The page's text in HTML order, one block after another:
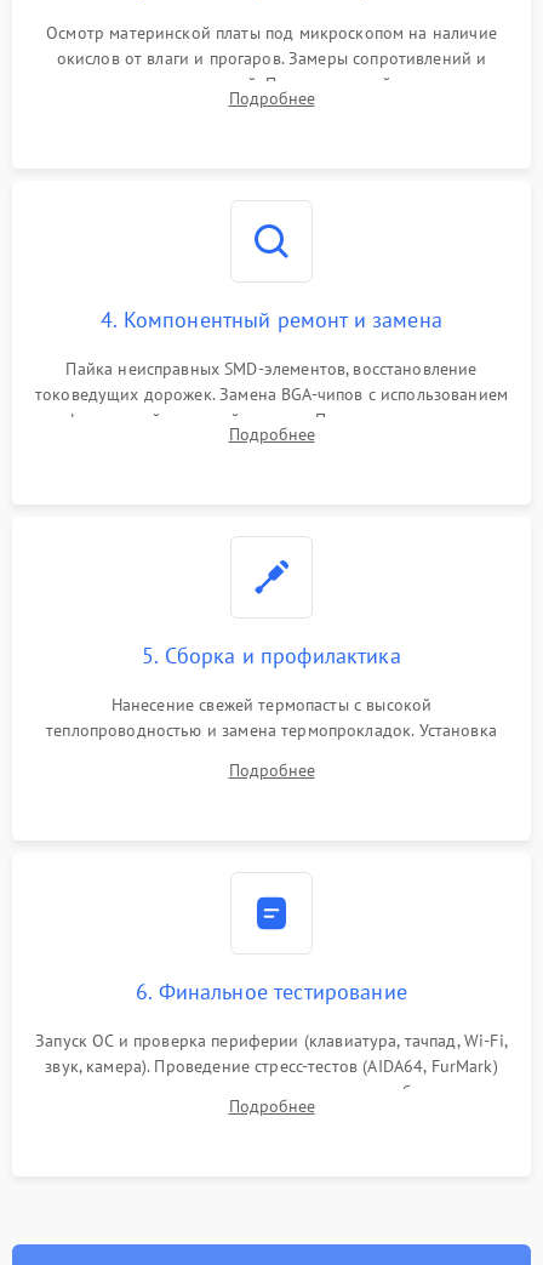
Осмотр материнской платы под микроскопом на наличие
окислов от влаги и прогаров. Замеры сопротивлений и
дежурных напряжений. Проверка цепей питания,
мультиконтроллера, процессора и видеочипа.
Подробнее
4. Компонентный ремонт и замена
Пайка неисправных SMD-элементов, восстановление
токоведущих дорожек. Замена BGA-чипов с использованием
инфракрасной паяльной станции. Прошивка микросхемы
BIOS или замена поврежденных портов USB
Подробнее
5. Сборка и профилактика
Нанесение свежей термопасты с высокой
теплопроводностью и замена термопрокладок. Установка
шлейфов, модулей памяти и накопителей. Предварительная
Подробнее
6. Финальное тестирование
Запуск ОС и проверка периферии (клавиатура, тачпад, Wi-Fi,
звук, камера). Проведение стресс-тестов (AIDA64, FurMark)
для контроля температурного режима и стабильности
системы под пиковой нагрузкой.
Подробнее